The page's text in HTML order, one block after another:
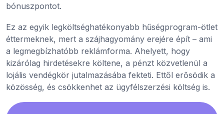
bónuszpontot.
Ez az egyik legköltséghatékonyabb hűségprogram-ötlet
éttermeknek, mert a szájhagyomány erejére épít – ami
a legmegbízhatóbb reklámforma. Ahelyett, hogy
kizárólag hirdetésekre költene, a pénzt közvetlenül a
lojális vendégkör jutalmazásába fekteti. Ettől erősödik a
közösség, és csökkenhet az ügyfélszerzési költség is.